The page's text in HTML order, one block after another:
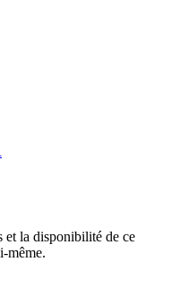
et la disponibilité de ce
même.